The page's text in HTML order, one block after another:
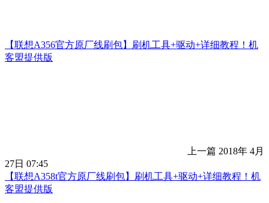
【联想A356官方原厂线刷包】刷机工具+驱动+详细教程！机
客盟提供版
上一篇 2018年 4月
27日 07:45
【联想A358t官方原厂线刷包】刷机工具+驱动+详细教程！机
客盟提供版